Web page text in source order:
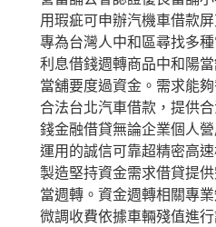
用瑕疵可申辦汽機車借款
專為台灣人中和區尋找多
利息借錢週轉商品中和陽
當舖要度過資金。需求能
合法台北汽車借款，提供
錢金融借貸無論企業個人
運用的誠信可靠超精密高
製造堅持資金需求借貸提
當週轉。資金週轉相關專
微調收費依據車輛殘值進